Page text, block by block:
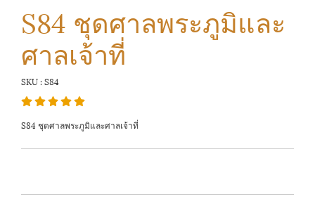
S84 ชุดศาลพระภูมิและ
ศาลเจ้าที่
SKU : S84
S84 ชุดศาลพระภูมิและศาลเจ้าที่